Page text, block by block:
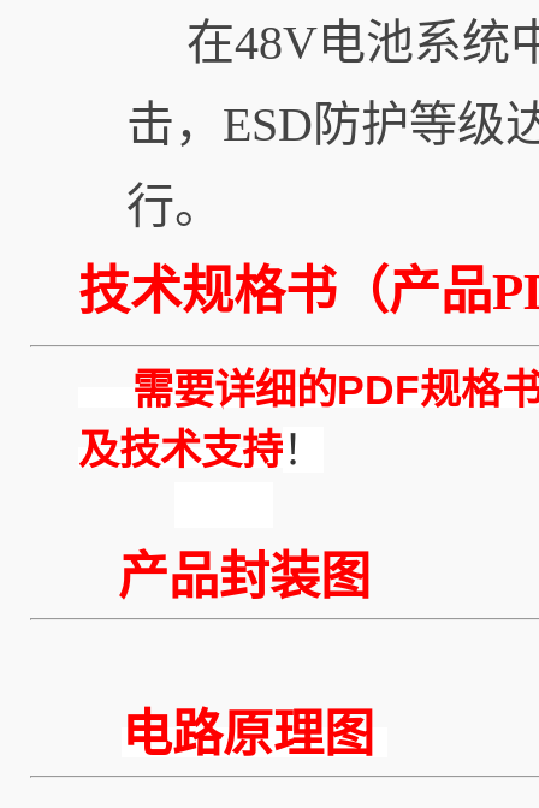
在48V电池系统
击，ESD防护等级
行。
技术规格书（产品
需要详细的PDF规格
及技术支持！
产品封装图
电路原理图